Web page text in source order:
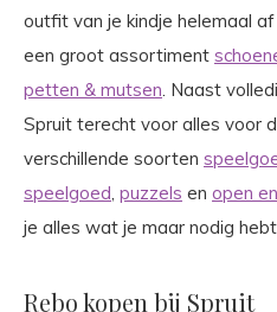
outfit van je kindje helemaal
een groot assortiment
petten & mutsen . Naast
Spruit terecht voor alles voor
verschillende soorten
speelgoed puzzels en open
je alles wat je maar nodig
Rebo kopen bij Spruit